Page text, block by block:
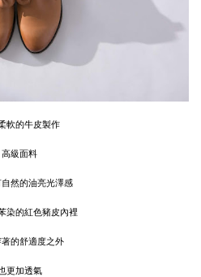
軟的牛皮製作
高級面料
然的油亮光澤感
染的紅色豬皮內裡
的舒適度之外
更加透氣